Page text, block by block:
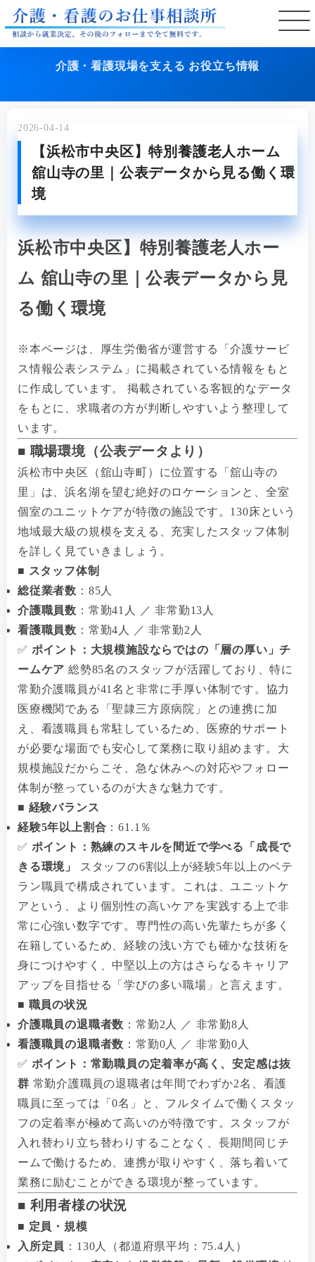
介護・看護現場を支える お役立ち情報
2026-04-14
【浜松市中央区】特別養護老人ホーム
舘山寺の里｜公表データから見る働く環
境
浜松市中央区】特別養護老人ホー
ム 舘山寺の里｜公表データから見
る働く環境
※本ページは、厚生労働省が運営する「介護サービ
ス情報公表システム」に掲載されている情報をもと
に作成しています。 掲載されている客観的なデータ
をもとに、求職者の方が判断しやすいよう整理して
います。
■ 職場環境（公表データより）
浜松市中央区（舘山寺町）に位置する「舘山寺の
里」は、浜名湖を望む絶好のロケーションと、全室
個室のユニットケアが特徴の施設です。130床という
地域最大級の規模を支える、充実したスタッフ体制
を詳しく見ていきましょう。
■ スタッフ体制
総従業者数 ：85人
介護職員数 ：常勤41人 ／ 非常勤13人
看護職員数 ：常勤4人 ／ 非常勤2人
✅ ポイント：大規模施設ならではの「層の厚い」チ
ームケア 総勢85名のスタッフが活躍しており、特に
常勤介護職員が41名と非常に手厚い体制です。協力
医療機関である「聖隷三方原病院」との連携に加
え、看護職員も常駐しているため、医療的サポート
が必要な場面でも安心して業務に取り組めます。大
規模施設だからこそ、急な休みへの対応やフォロー
体制が整っているのが大きな魅力です。
■ 経験バランス
経験5年以上割合 ：61.1％
✅ ポイント：熟練のスキルを間近で学べる「成長で
きる環境」
スタッフの6割以上が経験5年以上のベテ
ラン職員で構成されています。これは、ユニットケ
アという、より個別性の高いケアを実践する上で非
常に心強い数字です。専門性の高い先輩たちが多く
在籍しているため、経験の浅い方でも確かな技術を
身につけやすく、中堅以上の方はさらなるキャリア
アップを目指せる「学びの多い職場」と言えます。
■ 職員の状況
介護職員の退職者数 ：常勤2人 ／ 非常勤8人
看護職員の退職者数 ：常勤0人 ／ 非常勤0人
✅ ポイント：常勤職員の定着率が高く、安定感は抜
群 常勤介護職員の退職者は年間でわずか2名、看護
職員に至っては「0名」と、フルタイムで働くスタッ
フの定着率が極めて高いのが特徴です。スタッフが
入れ替わり立ち替わりすることなく、長期間同じチ
ームで働けるため、連携が取りやすく、落ち着いて
業務に励むことができる環境が整っています。
■ 利用者様の状況
■ 定員・規模
入所定員 ：130人（都道府県平均：75.4人）